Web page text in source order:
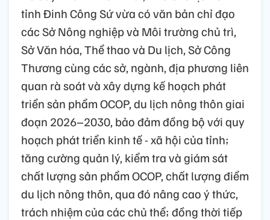
tỉnh Đinh Công Sứ vừa có văn bản chỉ đạo
các Sở Nông nghiệp và Môi trường chủ trì,
Sở Văn hóa, Thể thao và Du lịch, Sở Công
Thương cùng các sở, ngành, địa phương liên
quan rà soát và xây dựng kế hoạch phát
triển sản phẩm OCOP, du lịch nông thôn giai
đoạn 2026–2030, bảo đảm đồng bộ với quy
hoạch phát triển kinh tế - xã hội của tỉnh;
tăng cường quản lý, kiểm tra và giám sát
chất lượng sản phẩm OCOP, chất lượng điểm
du lịch nông thôn, qua đó nâng cao ý thức,
trách nhiệm của các chủ thể; đồng thời tiếp